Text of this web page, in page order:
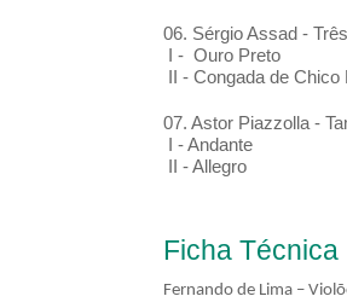
06. Sérgio Assad -
I - Ouro Preto
II - Congada de Chico
07. Astor Piazzolla -
I - Andante
II - Allegro
Ficha Técnica
Fernando de Lima –